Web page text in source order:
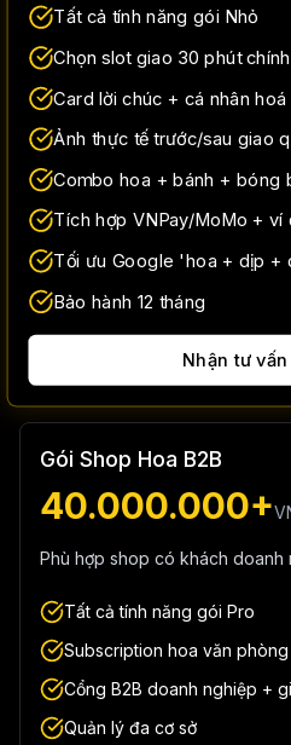
Tất cả tính năng gói Nhỏ
Chọn slot giao 30 phút
Card lời chúc + cá nhân hoá
Ảnh thực tế trước/sau giao
Combo hoa + bánh + bóng
Tích hợp VNPay/MoMo + ví
Tối ưu Google 'hoa + dịp +
Bảo hành 12 tháng
Nhận tư
Gói Shop Hoa B2B
40.000.000+
Phù hợp shop có khách doanh
Tất cả tính năng gói Pro
Subscription hoa văn
Cổng B2B doanh nghiệp +
Quản lý đa cơ sở